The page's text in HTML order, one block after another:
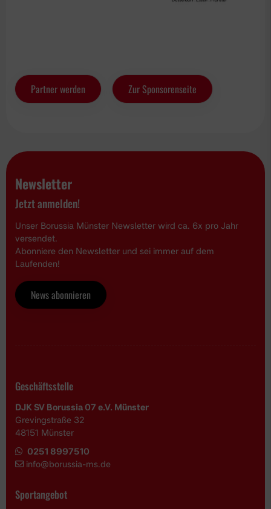
Partner werden Zur Sponsorenseite
Newsletter
Jetzt anmelden!
Unser Borussia Münster Newsletter wird ca. 6x pro Jahr
versendet.
Abonniere den Newsletter und sei immer auf dem
Laufenden!
News abonnieren
Geschäftsstelle
DJK SV Borussia 07 e.V. Münster
Grevingstraße 32
48151 Münster
0251 8997510
info@borussia-ms.de
Sportangebot